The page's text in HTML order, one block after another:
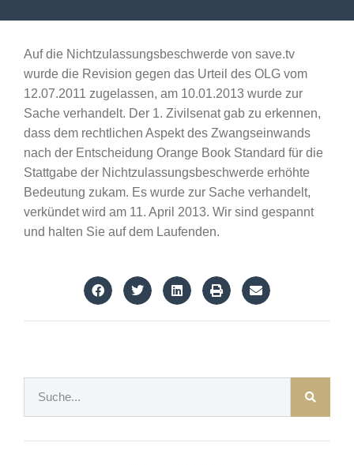
Auf die Nichtzulassungsbeschwerde von save.tv
wurde die Revision gegen das Urteil des OLG vom
12.07.2011 zugelassen, am 10.01.2013 wurde zur
Sache verhandelt. Der 1. Zivilsenat gab zu erkennen,
dass dem rechtlichen Aspekt des Zwangseinwands
nach der Entscheidung Orange Book Standard für die
Stattgabe der Nichtzulassungsbeschwerde erhöhte
Bedeutung zukam. Es wurde zur Sache verhandelt,
verkündet wird am 11. April 2013. Wir sind gespannt
und halten Sie auf dem Laufenden.